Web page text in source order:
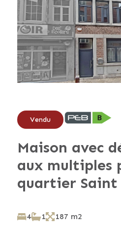
Vendu
Maison avec
aux multiples
quartier Saint
4 1 187 m2